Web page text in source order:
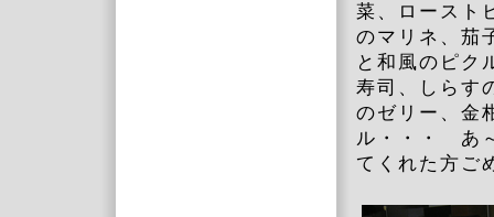
菜、ロースト
のマリネ、茄
と和風のピク
寿司、しらす
のゼリー、金
ル・・・ あ
てくれた方ご